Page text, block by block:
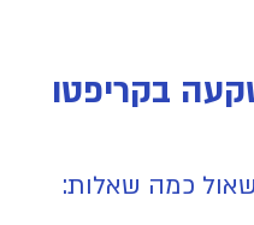
בקריפטו
כמה שאלות: